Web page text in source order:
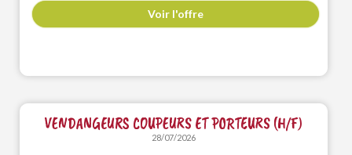
Voir l'offre
VENDANGEURS COUPEURS ET PORTEURS (H/F)
28/07/2026